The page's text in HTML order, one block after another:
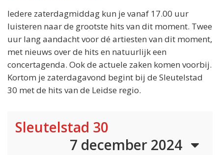
Iedere zaterdagmiddag kun je vanaf 17.00 uur
luisteren naar de grootste hits van dit moment. Twee
uur lang aandacht voor dé artiesten van dit moment,
met nieuws over de hits en natuurlijk een
concertagenda. Ook de actuele zaken komen voorbij.
Kortom je zaterdagavond begint bij de Sleutelstad
30 met de hits van de Leidse regio.
Sleutelstad 30
7 december 2024